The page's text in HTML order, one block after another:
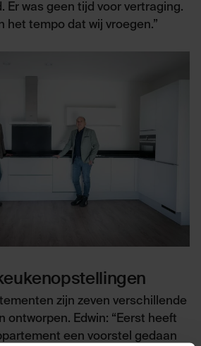
Er was geen tijd voor vertraging.
het tempo dat wij vroegen.”
zijn zeven verschillende
ontworpen. Edwin: “Eerst heeft
een voorstel gedaan